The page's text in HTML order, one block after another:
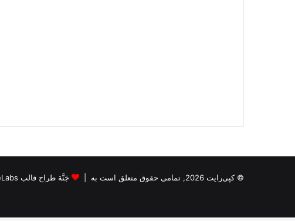
© کپی‌رایت 2026, تمامی حقوق متعلق است به | جَنَّة طراح قالب TieLabs